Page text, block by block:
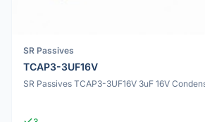
SR Passives
TCAP3-3UF16V
SR Passives TCAP3-3UF16V 3uF 16V